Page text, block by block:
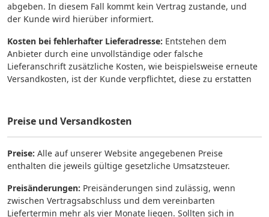
abgeben. In diesem Fall kommt kein Vertrag zustande, und
der Kunde wird hierüber informiert.
Kosten bei fehlerhafter Lieferadresse: Entstehen dem
Anbieter durch eine unvollständige oder falsche
Lieferanschrift zusätzliche Kosten, wie beispielsweise erneute
Versandkosten, ist der Kunde verpflichtet, diese zu erstatten
Preise und Versandkosten
Preise: Alle auf unserer Website angegebenen Preise
enthalten die jeweils gültige gesetzliche Umsatzsteuer.
Preisänderungen: Preisänderungen sind zulässig, wenn
zwischen Vertragsabschluss und dem vereinbarten
Liefertermin mehr als vier Monate liegen. Sollten sich in